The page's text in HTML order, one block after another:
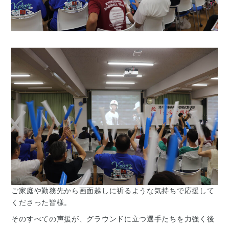
ご家庭や勤務先から画面越しに祈るような気持ちで応援して
くださった皆様。
そのすべての声援が、グラウンドに立つ選手たちを力強く後